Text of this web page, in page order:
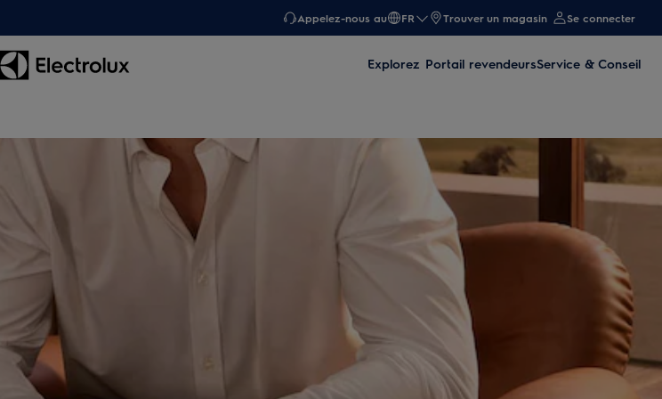
Appelez-nous au FR Trouver un magasin Se connecter
Explorez Portail revendeursService & Conseil